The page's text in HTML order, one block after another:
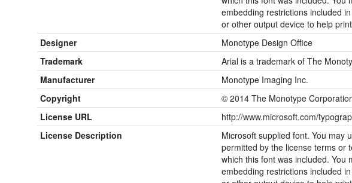
embedding restrictions included
or other output device to help
Designer
Monotype Design Office
Trademark
Arial is a trademark of The
Manufacturer
Monotype Imaging Inc.
Copyright
© 2014 The Monotype
License URL
http://www.microsoft.com/
License Description
Microsoft supplied font. You may
permitted by the license terms or
which this font was included.
embedding restrictions included